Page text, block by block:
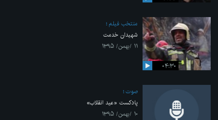
۰۴:۳۰
منتخب فیلم
شهیدان خدمت
۱۱ /بهمن/ ۱۳۹۵
صوت
پادکست «عید انقلاب»
۱۰ /بهمن/ ۱۳۹۵